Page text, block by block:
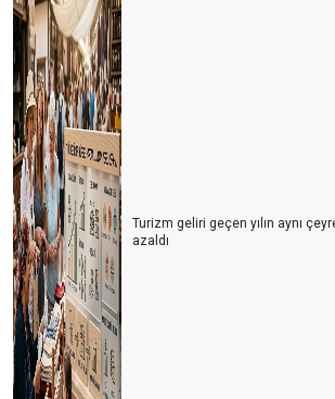
Turizm geliri geçen yılın aynı
azaldı